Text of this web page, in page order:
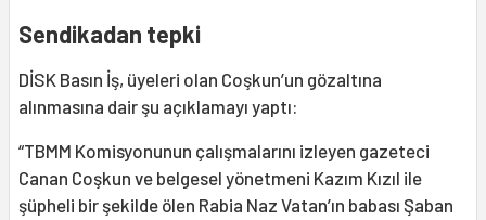
Sendikadan tepki
DİSK Basın İş, üyeleri olan Coşkun’un gözaltına
alınmasına dair şu açıklamayı yaptı:
“TBMM Komisyonunun çalışmalarını izleyen gazeteci
Canan Coşkun ve belgesel yönetmeni Kazım Kızıl ile
şüpheli bir şekilde ölen Rabia Naz Vatan’ın babası Şaban